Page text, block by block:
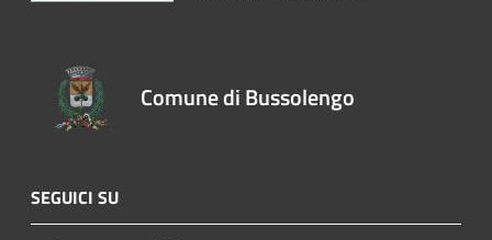
Comune di Bussolengo
SEGUICI SU